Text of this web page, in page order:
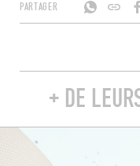
PARTAGER
+ DE